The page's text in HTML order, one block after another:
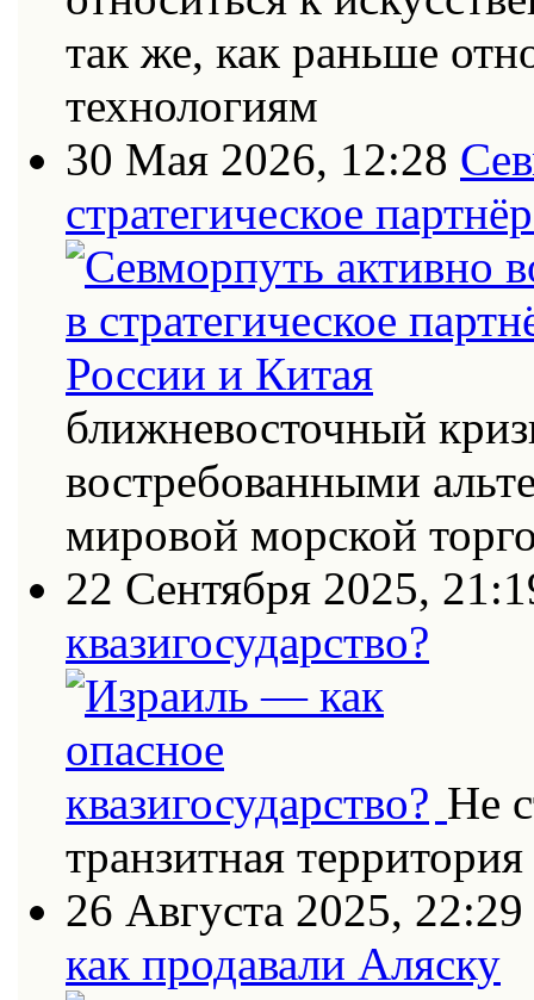
так же, как раньше
технологиям
30 Мая 2026, 12:28
стратегическое
ближневосточный
востребованными
мировой морской
22 Сентября 2025,
квазигосударство?
Не
транзитная территория
26 Августа 2025, 22:29
как продавали Аляску